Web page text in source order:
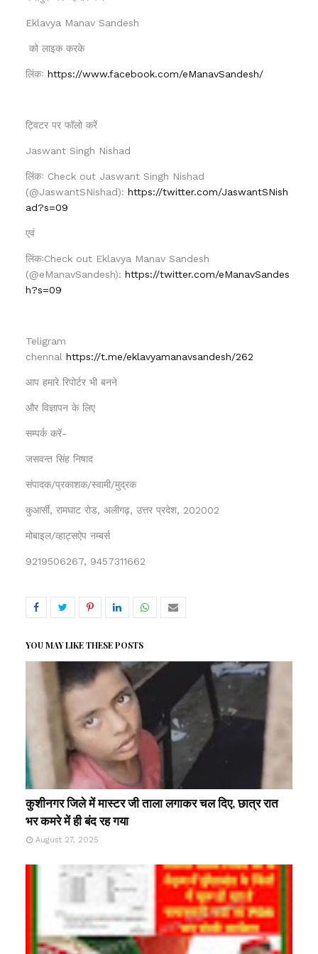
Eklavya Manav Sandesh
को लाइक करके
लिंकः https://www.facebook.com/eManavSandesh/
ट्विटर पर फॉलो करें
Jaswant Singh Nishad
लिंकः Check out Jaswant Singh Nishad
(@JaswantSNishad): https://twitter.com/JaswantSNish
ad?s=09
एवं
लिंकःCheck out Eklavya Manav Sandesh
(@eManavSandesh): https://twitter.com/eManavSandes
h?s=09
Teligram
chennal https://t.me/eklavyamanavsandesh/262
आप हमारे रिपोर्टर भी बनने
और विज्ञापन के लिए
सम्पर्क करें-
जसवन्त सिंह निषाद
संपादक/प्रकाशक/स्वामी/मुद्रक
कुआर्सी, रामघाट रोड, अलीगढ़, उत्तर प्रदेश, 202002
मोबाइल/व्हाट्सऐप नम्बर्स
9219506267, 9457311662
YOU MAY LIKE THESE POSTS
कुशीनगर जिले में मास्टर जी ताला लगाकर चल दिए, छात्र रात
भर कमरे में ही बंद रह गया
August 27, 2025